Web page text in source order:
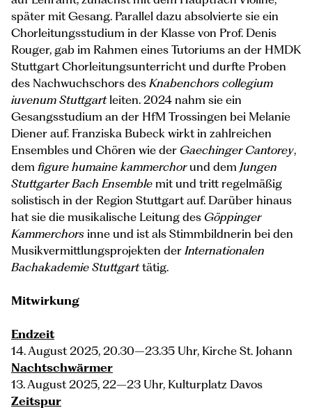
später mit Gesang. Parallel dazu absolvierte sie ein
Chorleitungsstudium in der Klasse von Prof. Denis
Rouger, gab im Rahmen eines Tutoriums an der HMDK
Stuttgart Chorleitungsunterricht und durfte Proben
des Nachwuchschors des Knabenchors collegium
iuvenum Stuttgartleiten. 2024 nahm sie ein
Gesangsstudium an der HfM Trossingen bei Melanie
Diener auf. Franziska Bubeck wirkt in zahlreichen
Ensembles und Chören wie der Gaechinger Cantorey,
dem figure humaine kammerchorund dem Jungen
Stuttgarter Bach Ensemble mit und tritt regelmäßig
solistisch in der Region Stuttgart auf. Darüber hinaus
hat sie die musikalische Leitung des Göppinger
Kammerchors inne und ist als Stimmbildnerin bei den
Musikvermittlungsprojekten der Internationalen
Bachakademie Stuttgarttätig.
Mitwirkung
Endzeit
14. August 2025, 20.30–23.35 Uhr, Kirche St. Johann
Nachtschwärmer
13. August 2025, 22–23 Uhr, Kulturplatz Davos
Zeitspur